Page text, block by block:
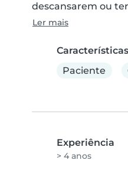
descansarem ou
Ler mais
Características
Paciente
Experiência
> 4 anos